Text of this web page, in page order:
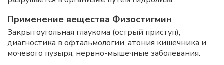
Применение вещества Физостигмин
Закрытоугольная глаукома (острый приступ),
диагностика в офтальмологии, атония кишечника и
мочевого пузыря, нервно-мышечные заболевания.